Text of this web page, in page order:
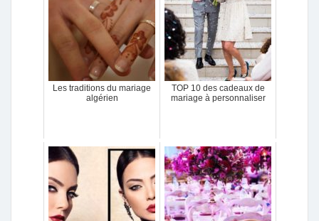
Les traditions du mariage
algérien
TOP 10 des cadeaux de
mariage à personnaliser